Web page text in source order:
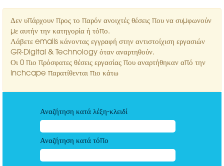
Δεν υπάρχουν προς το παρόν ανοιχτές θέσεις που να συμφωνούν
με αυτήν την κατηγορία ή τόπο.
Λάβετε emails κάνοντας εγγραφή στην αντιστοίχιση εργασιών
GR-Digital & Technology όταν αναρτηθούν.
Οι 0 πιο πρόσφατες θέσεις εργασίας που αναρτήθηκαν από την
inchcape παρατίθενται πιο κάτω
Αναζήτηση κατά λέξη-κλειδί
Αναζήτηση κατά τόπο